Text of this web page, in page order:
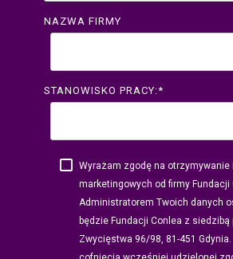
NAZWA FIRMY
STANOWISKO PRACY:*
Wyrażam zgodę na otrzymywanie
marketingowych od firmy Fundacji
Administratorem Twoich danych
będzie Fundacji Conlea z siedzibą
Zwycięstwa 96/98, 81-451